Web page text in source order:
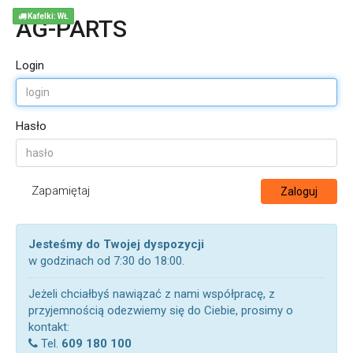
AG-PARTS
Login
Hasło
Zapamiętaj Zaloguj
Jesteśmy do Twojej dyspozycji
w godzinach od 7:30 do 18:00.
Jeżeli chciałbyś nawiązać z nami współpracę, z
przyjemnością odezwiemy się do Ciebie, prosimy o
kontakt:
Tel. 609 180 100
Kafelki: WŁ